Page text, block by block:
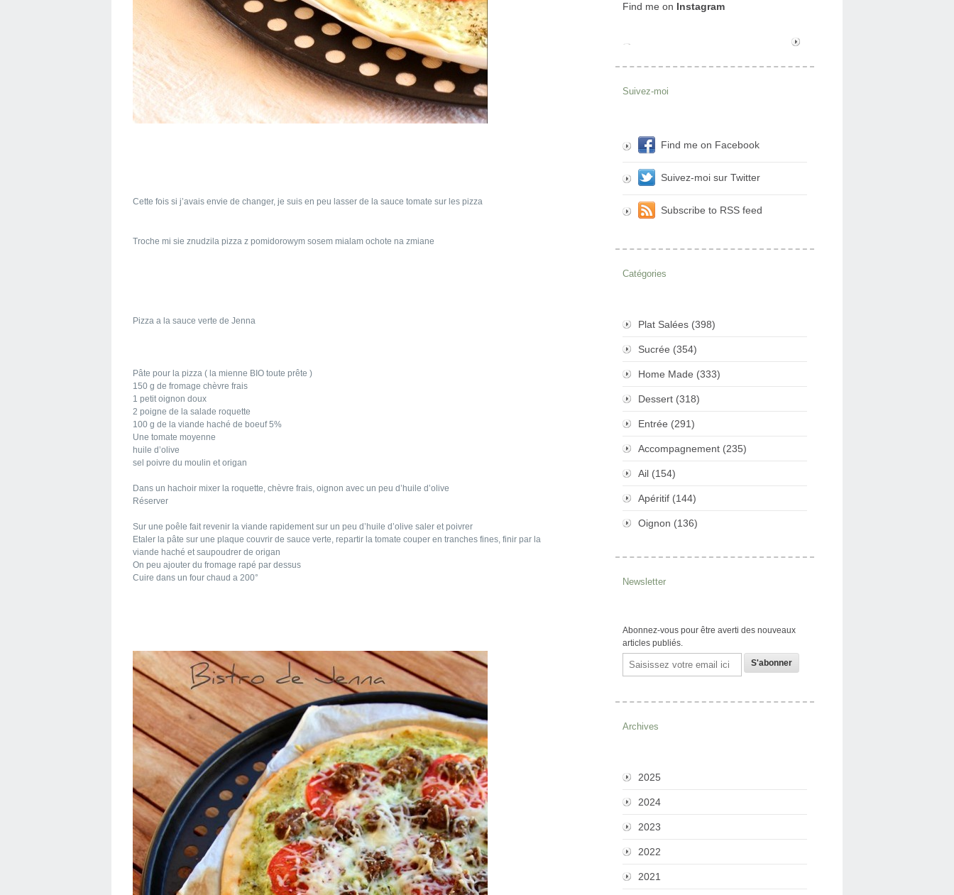
Cette fois si j’avais envie de changer, je suis en peu lasser de la sauce tomate sur les pizza
Troche mi sie znudzila pizza z pomidorowym sosem mialam ochote na zmiane
Pizza a la sauce verte de Jenna
Pâte pour la pizza ( la mienne BIO toute prête )
150 g de fromage chèvre frais
1 petit oignon doux
2 poigne de la salade roquette
100 g de la viande haché de boeuf 5%
Une tomate moyenne
huile d’olive
sel poivre du moulin et origan
Dans un hachoir mixer la roquette, chèvre frais, oignon avec un peu d’huile d’olive
Réserver
Sur une poêle fait revenir la viande rapidement sur un peu d’huile d’olive saler et poivrer
Etaler la pâte sur une plaque couvrir de sauce verte, repartir la tomate couper en tranches fines, finir par la
viande haché et saupoudrer de origan
On peu ajouter du fromage rapé par dessus
Cuire dans un four chaud a 200°
Find me on Instagram
Suivez-moi
Find me on Facebook
Suivez-moi sur Twitter
Subscribe to RSS feed
Catégories
Plat Salées (398)
Sucrée (354)
Home Made (333)
Dessert (318)
Entrée (291)
Accompagnement (235)
Ail (154)
Apéritif (144)
Oignon (136)
Newsletter
Abonnez-vous pour être averti des nouveaux
articles publiés.
Email
Archives
2025
2024
2023
2022
2021